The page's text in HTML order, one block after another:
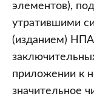
элементов),
утратившими
(изданием)
приложении к
значительное